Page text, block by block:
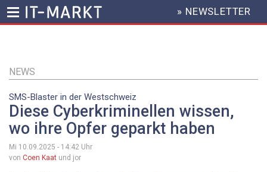
Inhalt
HEADER
MENU
» NEWSLETTER
NEWS
SMS-Blaster in der Westschweiz
Diese Cyberkriminellen wissen,
wo ihre Opfer geparkt haben
Mi 10.09.2025 - 14:42 Uhr
von Coen Kaat und jor